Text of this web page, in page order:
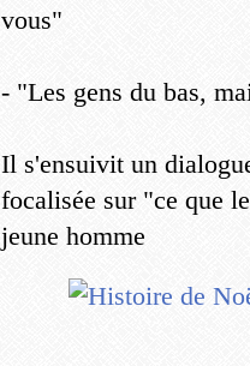
vous"
- "Les gens du bas,
Il s'ensuivit un
focalisée sur "ce que
jeune homme